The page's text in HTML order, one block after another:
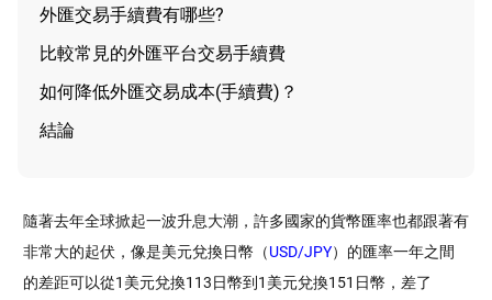
外匯交易手續費有哪些?
比較常見的外匯平台交易手續費
如何降低外匯交易成本(手續費)？
​結論
隨著去年全球掀起一波升息大潮，許多國家的貨幣匯率也都跟著有
非常大的起伏，像是美元兌換日幣（USD/JPY）的匯率一年之間
的差距可以從1美元兌換113日幣到1美元兌換151日幣，差了